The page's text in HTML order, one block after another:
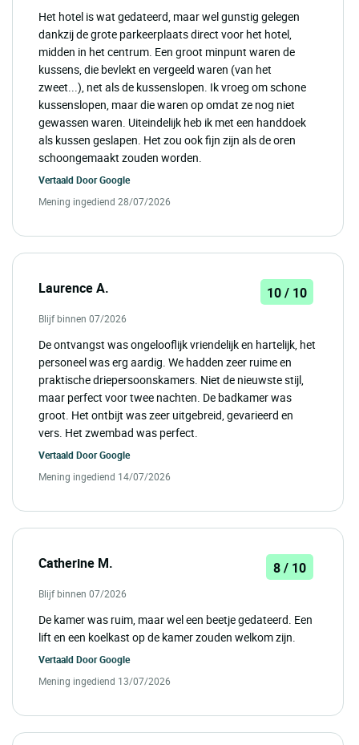
Het hotel is wat gedateerd, maar wel gunstig gelegen
dankzij de grote parkeerplaats direct voor het hotel,
midden in het centrum. Een groot minpunt waren de
kussens, die bevlekt en vergeeld waren (van het
zweet...), net als de kussenslopen. Ik vroeg om schone
kussenslopen, maar die waren op omdat ze nog niet
gewassen waren. Uiteindelijk heb ik met een handdoek
als kussen geslapen. Het zou ook fijn zijn als de oren
schoongemaakt zouden worden.
Vertaald DoorGoogle
Mening ingediend 28/07/2026
Laurence A. 10 / 10
Blijf binnen 07/2026
De ontvangst was ongelooflijk vriendelijk en hartelijk, het
personeel was erg aardig. We hadden zeer ruime en
praktische driepersoonskamers. Niet de nieuwste stijl,
maar perfect voor twee nachten. De badkamer was
groot. Het ontbijt was zeer uitgebreid, gevarieerd en
vers. Het zwembad was perfect.
Vertaald DoorGoogle
Mening ingediend 14/07/2026
Catherine M. 8 / 10
Blijf binnen 07/2026
De kamer was ruim, maar wel een beetje gedateerd. Een
lift en een koelkast op de kamer zouden welkom zijn.
Vertaald DoorGoogle
Mening ingediend 13/07/2026